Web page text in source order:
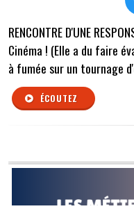
RENCONTRE D'UNE
Cinéma ! (Elle a du faire
à fumée sur un tournage
ÉCOUTEZ